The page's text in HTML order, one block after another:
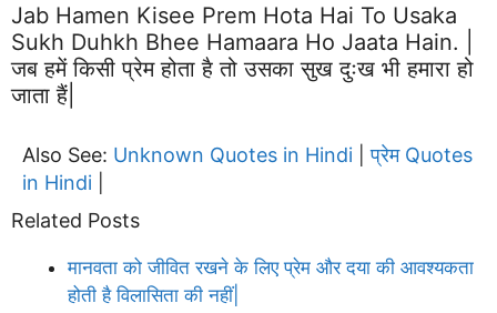
Jab Hamen Kisee Prem Hota Hai To Usaka
Sukh Duhkh Bhee Hamaara Ho Jaata Hain. |
जब हमें किसी प्रेम होता है तो उसका सुख दुःख भी हमारा हो
जाता हैं|
Also See: Unknown Quotes in Hindi |प्रेम Quotes
in Hindi
Related Posts
मानवता को जीवित रखने के लिए प्रेम और दया की आवश्यकता
होती है विलासिता की नहीं|